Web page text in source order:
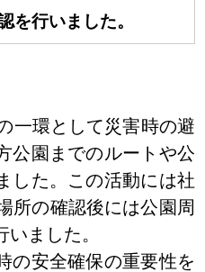
を行いました。
一環として災害時の避
公園までのルートや公
した。この活動には社
所の確認後には公園周
ました。
の安全確保の重要性を